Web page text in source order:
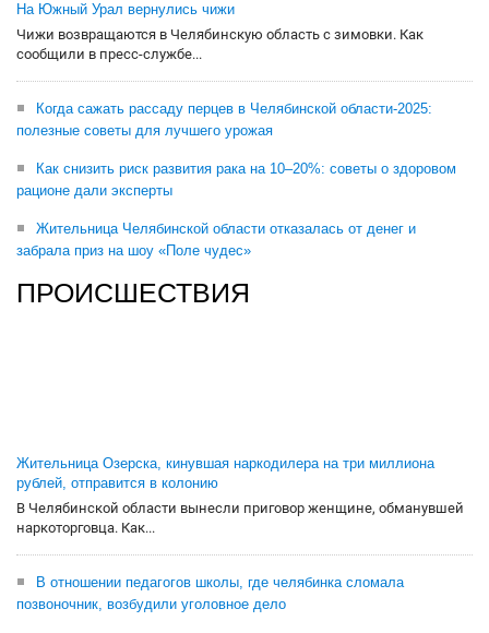
На Южный Урал вернулись чижи
Чижи возвращаются в Челябинскую область с зимовки. Как
сообщили в пресс-службе...
Когда сажать рассаду перцев в Челябинской области-2025:
полезные советы для лучшего урожая
Как снизить риск развития рака на 10–20%: советы о здоровом
рационе дали эксперты
Жительница Челябинской области отказалась от денег и
забрала приз на шоу «Поле чудес»
ПРОИСШЕСТВИЯ
Жительница Озерска, кинувшая наркодилера на три миллиона
рублей, отправится в колонию
В Челябинской области вынесли приговор женщине, обманувшей
наркоторговца. Как...
В отношении педагогов школы, где челябинка сломала
позвоночник, возбудили уголовное дело